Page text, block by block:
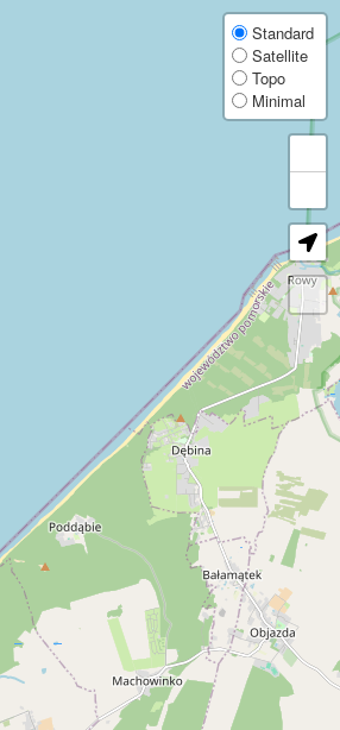
turbines worldwide with this free interactive
professionals, researchers, local
vary by region because the dataset is
data sources, update cadence, exports, and data
Privacy informationImpressum
worldwide. Get detailed data on manufacturer,
Windkraftanlagen. Details zu Hersteller,
000 éoliennes. Détails sur le fabricant,
aerogeneradores. Datos de OpenStreetMap
turbine eoliche. Dati OpenStreetMap su
windturbines. OpenStreetMap-gegevens
wiatrowych. Dane z OpenStreetMap o
載した地図です。製造元、運営者、定格出力、寸
风机。查看来自 OpenStreetMap 的制造商、运营
ветротурбин. Подробные данные
Детальні дані OpenStreetMap про
Standard
Satellite
Topo
Minimal